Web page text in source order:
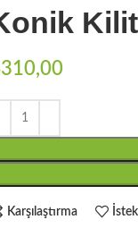
310,00
Karşılaştırma